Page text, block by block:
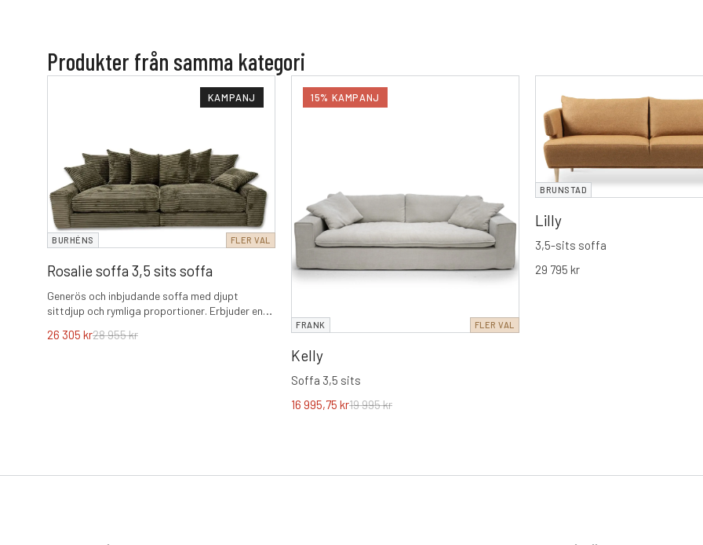
Produkter från samma kategori
KAMPANJ
BURHÉNS FLER VAL
Rosalie soffa 3,5 sits soffa
Generös och inbjudande soffa med djupt
sittdjup och rymliga proportioner. Erbjuder en
vändbara plymåer i kallskum, fiber och fjäder.
28 955kr
26 305 kr
15% KAMPANJ
FRANK FLER VAL
Kelly
Soffa 3,5 sits
19 995kr
16 995,75 kr
BRUNSTAD
Lilly
3,5-sits soffa
29 795 kr